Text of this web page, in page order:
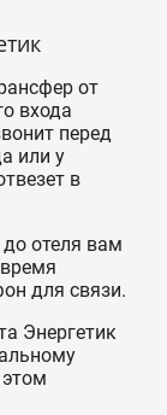
от
входа
перед
или у
в
отеля вам
для связи.
Энергетик